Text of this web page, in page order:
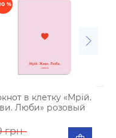
%
в клетку «Мрій.
Люби» розовый
грн